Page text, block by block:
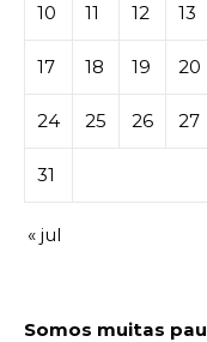
10 11 12 13
17 18 19 20
24 25 26 27
31
« jul
Somos muitas